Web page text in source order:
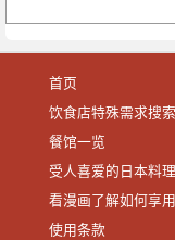
首页
饮食店特殊需求搜索
餐馆一览
受人喜爱的日本料
看漫画了解如何享用
使用条款